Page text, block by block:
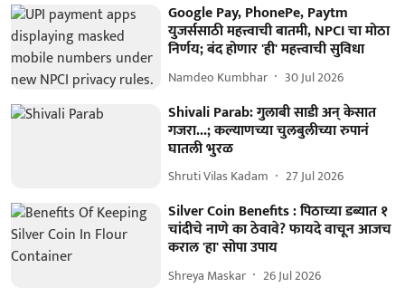
Google Pay, PhonePe, Paytm
युजर्ससाठी महत्त्वाची बातमी, NPCI चा मोठा
निर्णय; बंद होणार 'ही' महत्त्वाची सुविधा
Namdeo Kumbhar 30 Jul 2026
Shivali Parab: गुलाबी साडी अन् केसात
गजरा...; कल्याणच्या चुलबुलीच्या रुपानं
घातली भुरळ
Shruti Vilas Kadam 27 Jul 2026
Silver Coin Benefits : पिठाच्या डब्यात १
चांदीचे नाणे का ठेवावे? फायदे वाचून आजच
कराल 'हा' सोपा उपाय
Shreya Maskar 26 Jul 2026